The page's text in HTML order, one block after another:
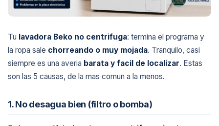
Tu lavadora Beko no centrifuga: termina el programa y
la ropa sale chorreando o muy mojada. Tranquilo, casi
siempre es una averia barata y facil de localizar. Estas
son las 5 causas, de la mas comun a la menos.
1. No desagua bien (filtro o bomba)